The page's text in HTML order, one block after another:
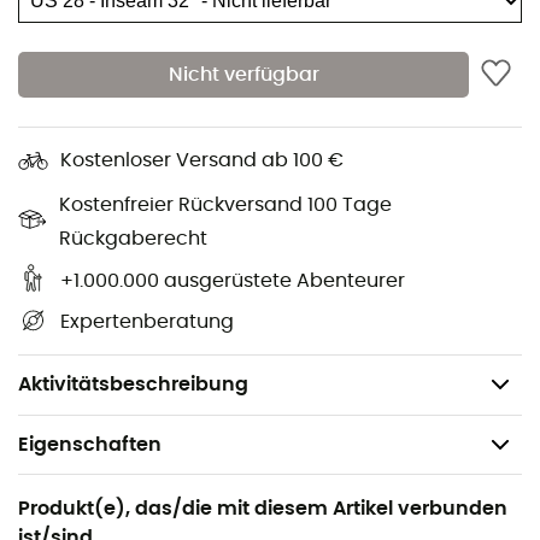
Nicht verfügbar
Kostenloser Versand ab 100 €
Kostenfreier Rückversand 100 Tage
Rückgaberecht
+1.000.000 ausgerüstete Abenteurer
Expertenberatung
Aktivitätsbeschreibung
UPF 50+
Knopf und Reißverschluss
Reißverschluss-Schlitz
Reißverschlusstasche am Oberschenkel
Gürtel mit weichem Futter
Gesäßtaschen
Gerade Reißverschluss-Beine
Gewicht: 390 g
Eigenschaften
Geeignet für
Wandern / Trekking
Produkt(e), das/die mit diesem Artikel verbunden